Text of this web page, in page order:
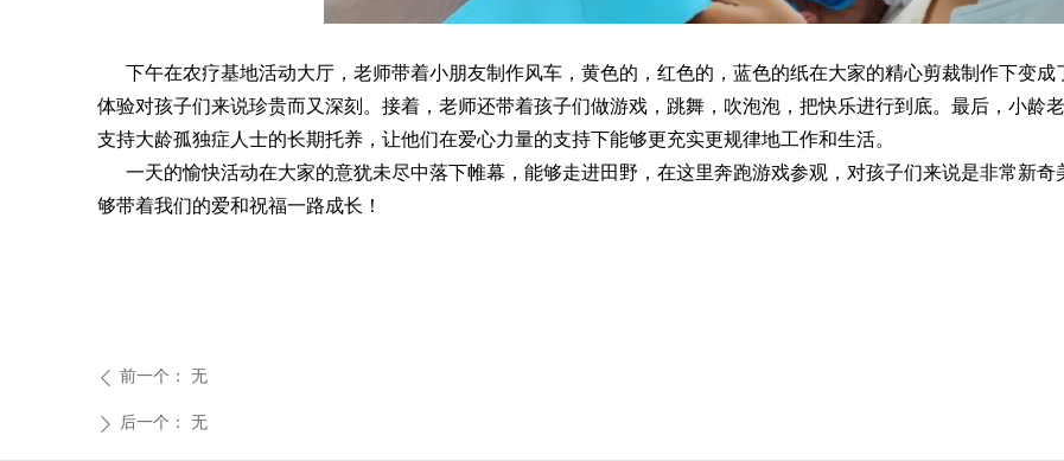
下午在农疗基地活动大厅，老师带着小朋友制作风车，黄色的，红色的，蓝色的纸在大家的精心剪裁制作下变成
体验对孩子们来说珍贵而又深刻。接着，老师还带着孩子们做游戏，跳舞，吹泡泡，把快乐进行到底。最后，小龄
支持大龄孤独症人士的长期托养，让他们在爱心力量的支持下能够更充实更规律地工作和生活。
一天的愉快活动在大家的意犹未尽中落下帷幕，能够走进田野，在这里奔跑游戏参观，对孩子们来说是非常新奇
够带着我们的爱和祝福一路成长！
ꄴ 前一个： 无
ꄲ 后一个： 无